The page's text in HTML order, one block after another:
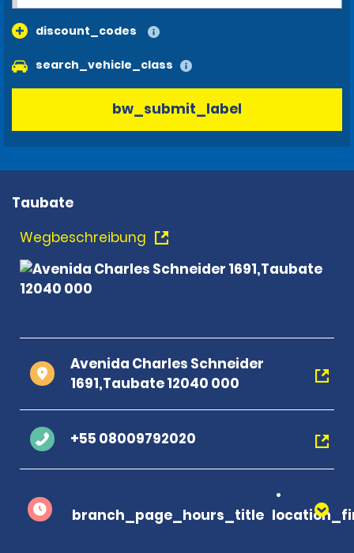
discount_codes
search_vehicle_class
bw_submit_label
Taubate
Wegbeschreibung
Avenida Charles Schneider
1691,Taubate 12040 000
+55 08009792020
branch_page_hours_title